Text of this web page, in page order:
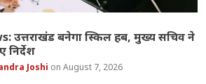
उत्तराखंड बनेगा स्किल हब, मुख्य सचिव ने
निर्देश
Joshi August 7, 2026